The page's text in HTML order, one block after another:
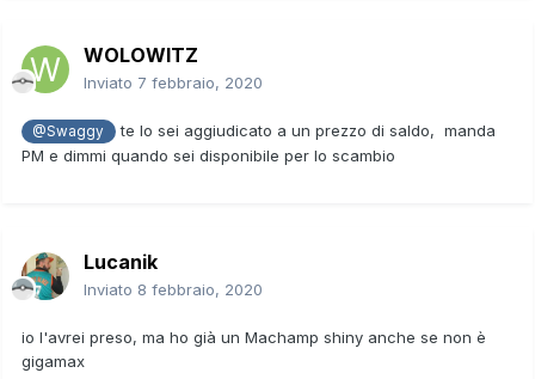
WOLOWITZ
Inviato 7 febbraio, 2020
@Swaggy
te lo sei aggiudicato a un prezzo di saldo, manda
PM e dimmi quando sei disponibile per lo scambio
Lucanik
Inviato 8 febbraio, 2020
io l'avrei preso, ma ho già un Machamp shiny anche se non è
gigamax